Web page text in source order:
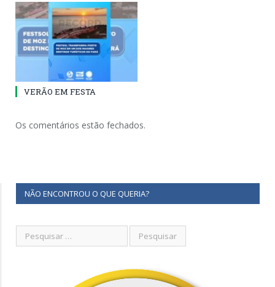
VERÃO EM FESTA
Os comentários estão fechados.
NÃO ENCONTROU O QUE QUERIA?